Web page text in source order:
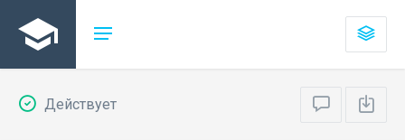
Действует